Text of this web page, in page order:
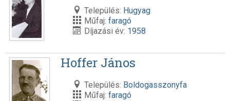
Település: Hugyag
Műfaj: faragó
Díjazási év: 1958
Hoffer János
Település: Boldogasszonyfa
Műfaj: faragó